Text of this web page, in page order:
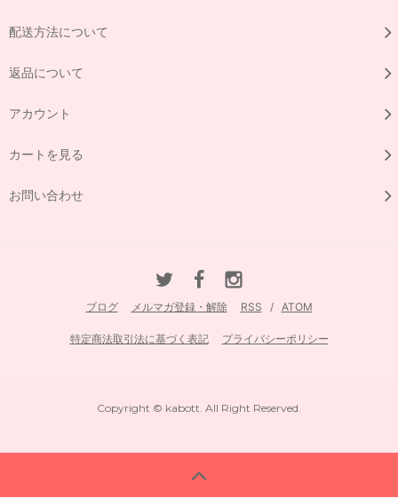
配送方法について
返品について
アカウント
カートを見る
お問い合わせ
ブログ メルマガ登録・解除 RSS / ATOM
特定商法取引法に基づく表記 プライバシーポリシー
Copyright © kabott. All Right Reserved.